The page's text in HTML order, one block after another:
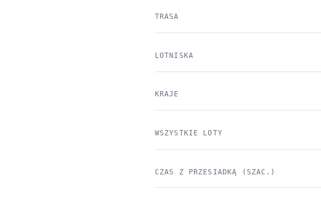
TRASA
LOTNISKA
KRAJE
WSZYSTKIE LOTY
CZAS Z PRZESIADKĄ (SZAC.)